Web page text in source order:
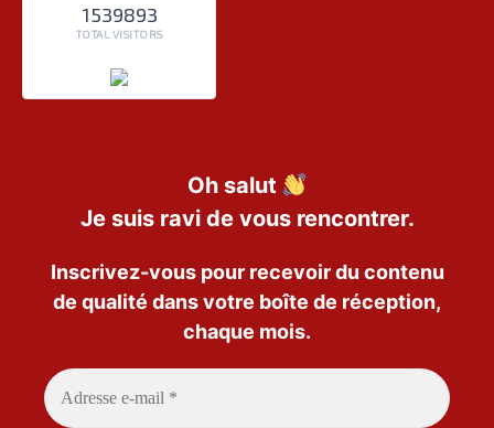
1539893
TOTAL VISITORS
Oh salut
Je suis ravi de vous rencontrer.
Inscrivez-vous pour recevoir du contenu
de qualité dans votre boîte de réception,
chaque mois.